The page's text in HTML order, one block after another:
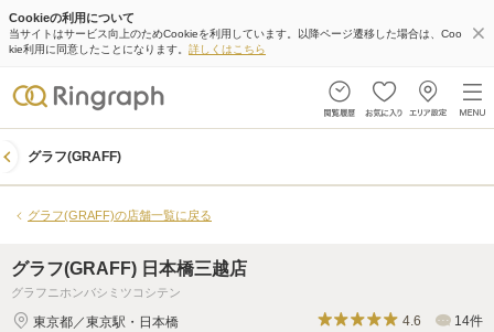
Cookieの利用について
当サイトはサービス向上のためCookieを利用しています。以降ページ遷移した場合は、Coo
kie利用に同意したことになります。 詳しくはこちら
グラフ(GRAFF)
グラフ(GRAFF)の店舗一覧に戻る
グラフ(GRAFF) 日本橋三越店
グラフニホンバシミツコシテン
東京都／東京駅・日本橋 4.6 14件
グラフ(GRAFF) 日本橋三越店
ブランド
クチコミ